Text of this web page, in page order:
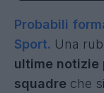
Probabili
Sport. Una
ultime notizie
squadre che